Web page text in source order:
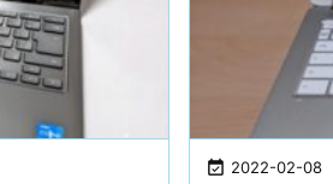
 2022-02-08